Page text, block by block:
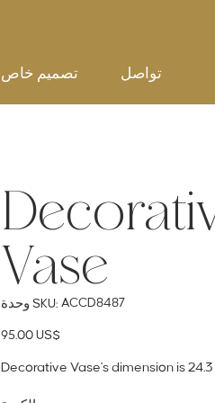
تصميم خاص تواصل
Vase
وحدة SKU: SKU
ACCD8487
السعر ‏95.00 US$
Decorative Vase's dimension is 24.3